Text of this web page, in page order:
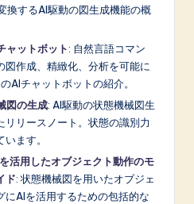
換するAI駆動の図生成機能の概
ャットボット: 自然言語コマン
図作成、精緻化、分析を可能に
AIチャットボットの紹介。
図の生成: AI駆動の状態機械図生
リリースノート。状態の識別力
ます。
活用したオブジェクト動作のモ
ド: 状態機械図を用いたオブジェ
にAIを活用するための包括的な